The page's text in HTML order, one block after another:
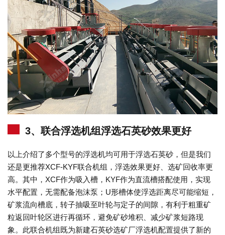
3、联合浮选机组浮选石英砂效果更好
以上介绍了多个型号的浮选机均可用于浮选石英砂，但是我们
还是更推荐XCF-KYF联合机组，浮选效果更好、选矿回收率更
高。其中，XCF作为吸入槽，KYF作为直流槽搭配使用，实现
水平配置，无需配备泡沫泵；U形槽体使浮选距离尽可能缩短，
矿浆流向槽底，转子抽吸至叶轮与定子的间隙，有利于粗重矿
粒返回叶轮区进行再循环，避免矿砂堆积、减少矿浆短路现
象。此联合机组既为新建石英砂选矿厂浮选机配置提供了新的